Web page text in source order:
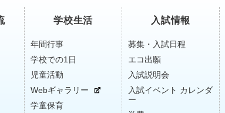
学校生活
年間行事
学校での1日
児童活動
Webギャラリー
学童保育
入試情報
募集・入試日程
エコ出願
入試説明会
入試イベント カレンダ
ー